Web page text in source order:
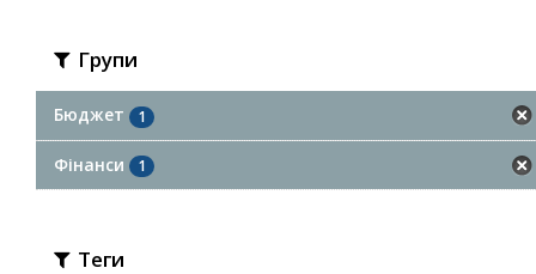
Групи
Бюджет 1
Фінанси 1
Теги